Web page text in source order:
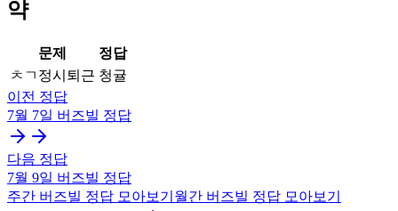
약
문제
정답
ㅊㄱ정시퇴근 청귤
이전 정답
7월 7일 버즈빌 정답
다음 정답
7월 9일 버즈빌 정답
주간 버즈빌 정답 모아보기 월간 버즈빌 정답 모아보기